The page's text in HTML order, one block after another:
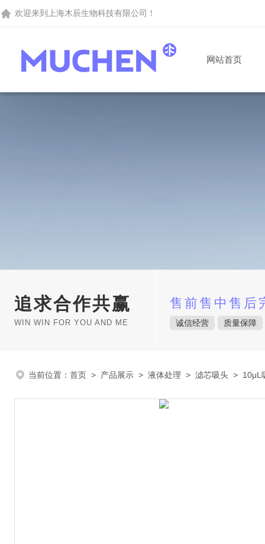
欢迎来到 上海木辰生物科技有限公司 ！
网站首页
追求合作共赢
WIN WIN FOR YOU AND ME
售前售中售后
诚信经营 质量保障
当前位置： 首页 > 产品展示 > 液体处理 > 滤芯吸头 > 10μL